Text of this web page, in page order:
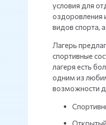
условия для
оздоровления
видов спорта,
Лагерь
спортивные
лагеря есть
одним из
возможности